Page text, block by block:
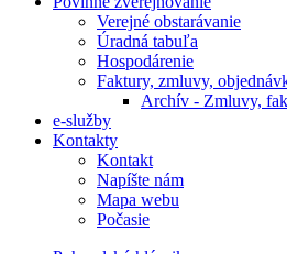
Verejné obstarávanie
Úradná tabuľa
Hospodárenie
Faktury, zmluvy,
Archív - Zmluvy,
e-služby
Kontakty
Kontakt
Napíšte nám
Mapa webu
Počasie